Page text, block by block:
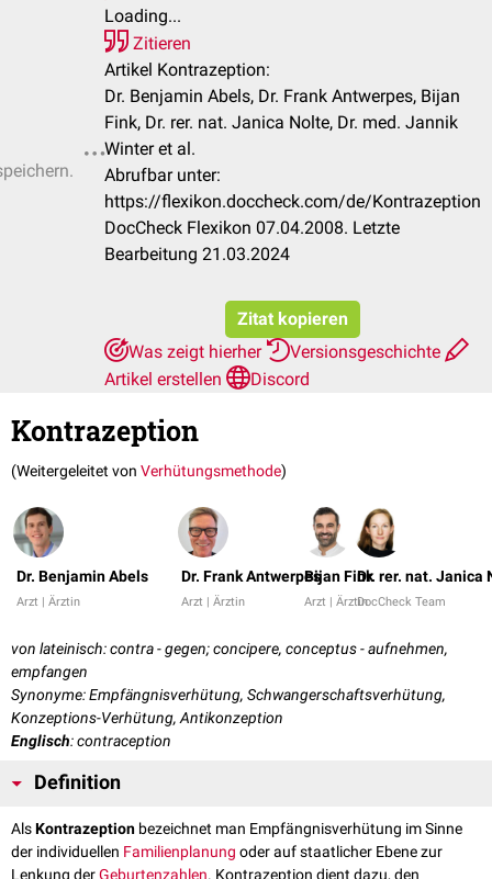
Loading...
Zitieren
Artikel Kontrazeption:
Dr. Benjamin Abels, Dr. Frank Antwerpes, Bijan
Fink, Dr. rer. nat. Janica Nolte, Dr. med. Jannik
Winter et al.
Abrufbar unter:
https://flexikon.doccheck.com/de/Kontrazeption
DocCheck Flexikon 07.04.2008. Letzte
Bearbeitung 21.03.2024
Zitat kopieren
Was zeigt hierher
Versionsgeschichte
Artikel erstellen
Discord
Kontrazeption
(Weitergeleitet von Verhütungsmethode)
Dr. Benjamin Abels
Arzt | Ärztin
Dr. Frank Antwerpes
Arzt | Ärztin
Bijan Fink
Arzt | Ärztin
Dr. rer. nat. Janica
DocCheck Team
von lateinisch: contra - gegen; concipere, conceptus - aufnehmen,
empfangen
Synonyme: Empfängnisverhütung, Schwangerschaftsverhütung,
Konzeptions-Verhütung, Antikonzeption
Englisch: contraception
Definition
AlsKontrazeption bezeichnet man Empfängnisverhütung im Sinne
der individuellen Familienplanung oder auf staatlicher Ebene zur
Lenkung derGeburtenzahlen. Kontrazeption dient dazu, den